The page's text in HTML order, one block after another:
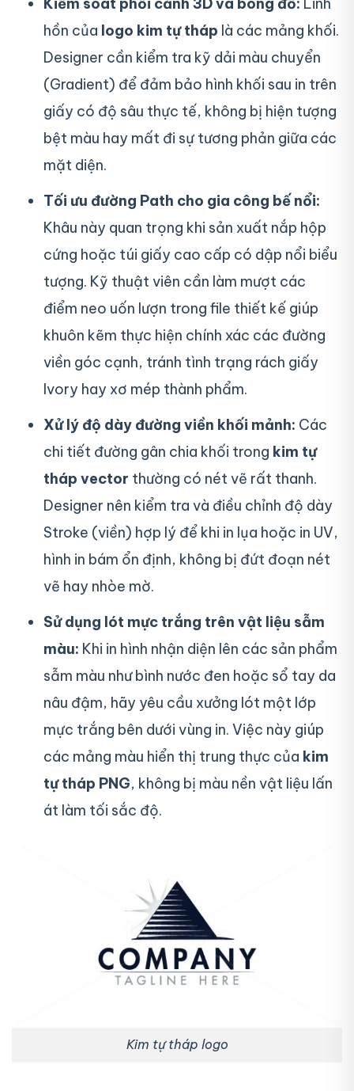
Kiểm soát phối cảnh 3D và bóng đổ: Linh
hồn của logo kim tự tháp là các mảng khối.
Designer cần kiểm tra kỹ dải màu chuyển
(Gradient) để đảm bảo hình khối sau in trên
giấy có độ sâu thực tế, không bị hiện tượng
bệt màu hay mất đi sự tương phản giữa các
mặt diện.
Tối ưu đường Path cho gia công bế nổi:
Khâu này quan trọng khi sản xuất nắp hộp
cứng hoặc túi giấy cao cấp có dập nổi biểu
tượng. Kỹ thuật viên cần làm mượt các
điểm neo uốn lượn trong file thiết kế giúp
khuôn kẽm thực hiện chính xác các đường
viền góc cạnh, tránh tình trạng rách giấy
Ivory hay xơ mép thành phẩm.
Xử lý độ dày đường viền khối mảnh: Các
chi tiết đường gân chia khối trong kim tự
tháp vector thường có nét vẽ rất thanh.
Designer nên kiểm tra và điều chỉnh độ dày
Stroke (viền) hợp lý để khi in lụa hoặc in UV,
hình in bám ổn định, không bị đứt đoạn nét
vẽ hay nhòe mờ.
Sử dụng lót mực trắng trên vật liệu sẫm
màu: Khi in hình nhận diện lên các sản phẩm
sẫm màu như bình nước đen hoặc sổ tay da
nâu đậm, hãy yêu cầu xưởng lót một lớp
mực trắng bên dưới vùng in. Việc này giúp
các mảng màu hiển thị trung thực của kim
tự tháp PNG, không bị màu nền vật liệu lấn
át làm tối sắc độ.
Kim tự tháp logo